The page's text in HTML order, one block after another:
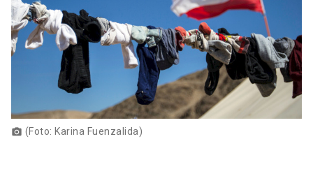
photo_camera (Foto: Karina Fuenzalida)